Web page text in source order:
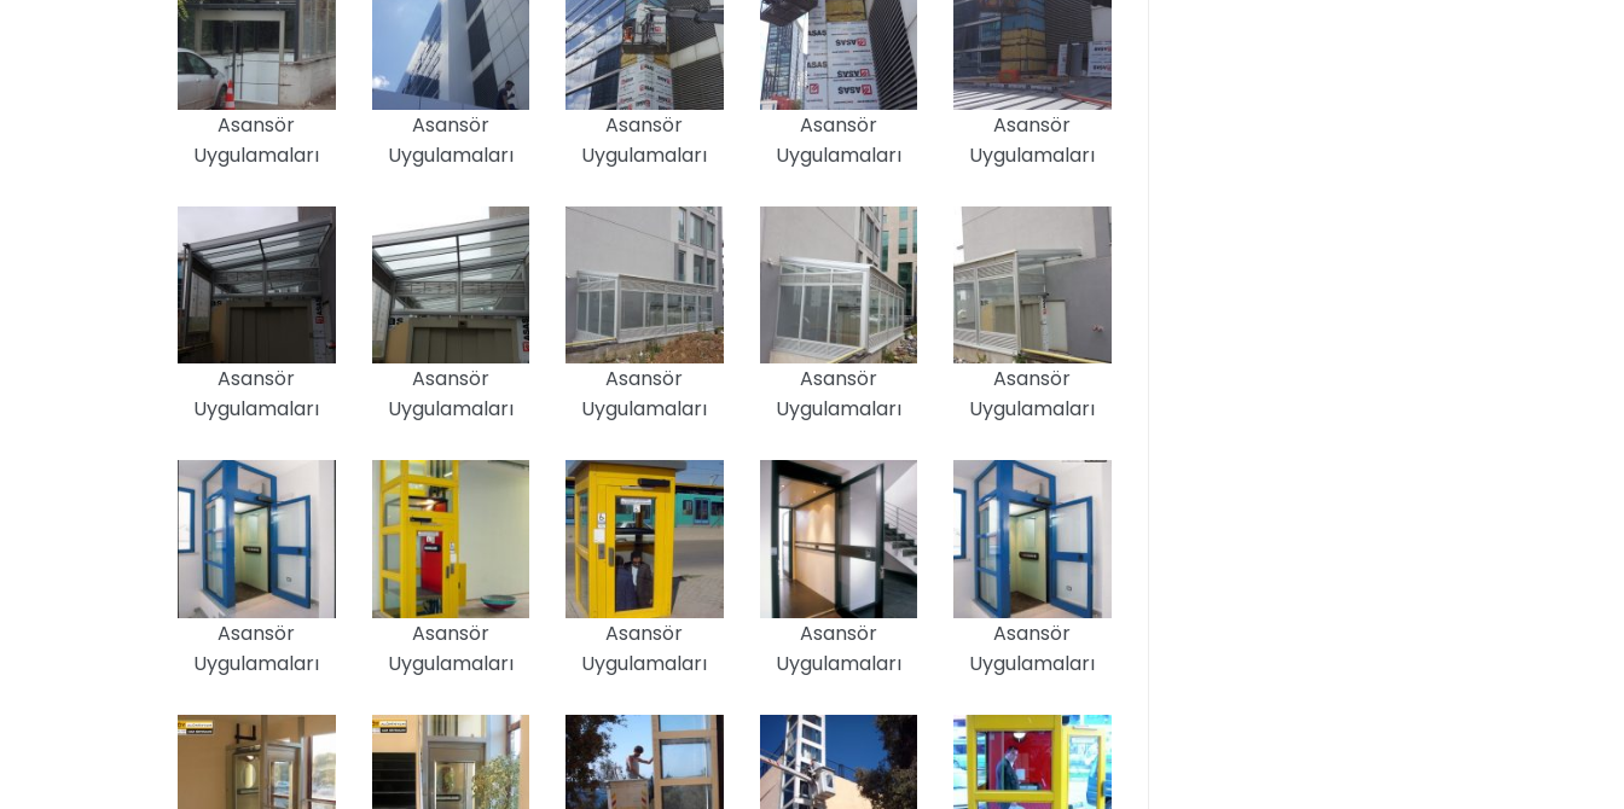
Asansör
Uygulamaları
Asansör
Uygulamaları
Asansör
Uygulamaları
Asansör
Uygulamaları
Asansör
Uygulamaları
Asansör
Uygulamaları
Asansör
Uygulamaları
Asansör
Uygulamaları
Asansör
Uygulamaları
Asansör
Uygulamaları
Asansör
Uygulamaları
Asansör
Uygulamaları
Asansör
Uygulamaları
Asansör
Uygulamaları
Asansör
Uygulamaları